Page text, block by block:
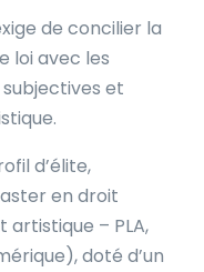
de concilier la
loi avec les
et
d’élite,
en droit
– PLA,
doté d’un